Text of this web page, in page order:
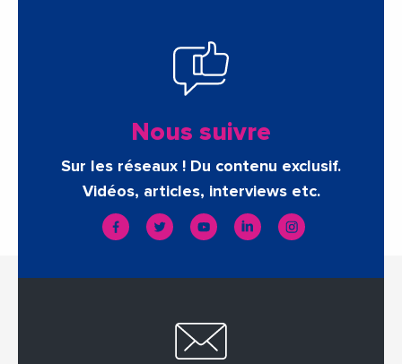
Nous suivre
Sur les réseaux ! Du contenu exclusif.
Vidéos, articles, interviews etc.